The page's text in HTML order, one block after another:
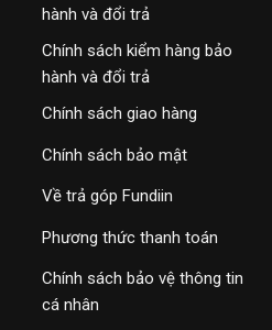
hành và đổi trả
Chính sách kiểm hàng bảo
hành và đổi trả
Chính sách giao hàng
Chính sách bảo mật
Về trả góp Fundiin
Phương thức thanh toán
Chính sách bảo vệ thông tin
cá nhân